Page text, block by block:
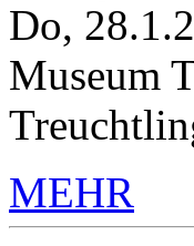
Do,
Museum
MEHR